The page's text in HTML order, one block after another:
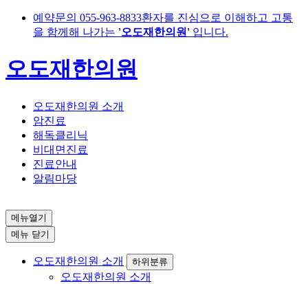
예약문의 055-963-8833환자를 진심으로 이해하고 고통
을 함께해 나가는 '오도재한의원' 입니다.
오도재한의원
오도재한의원 소개
암진료
해독클리닉
비대면진료
진료안내
알림마당
메뉴열기
메뉴 닫기
오도재한의원 소개 하위분류
오도재한의원 소개